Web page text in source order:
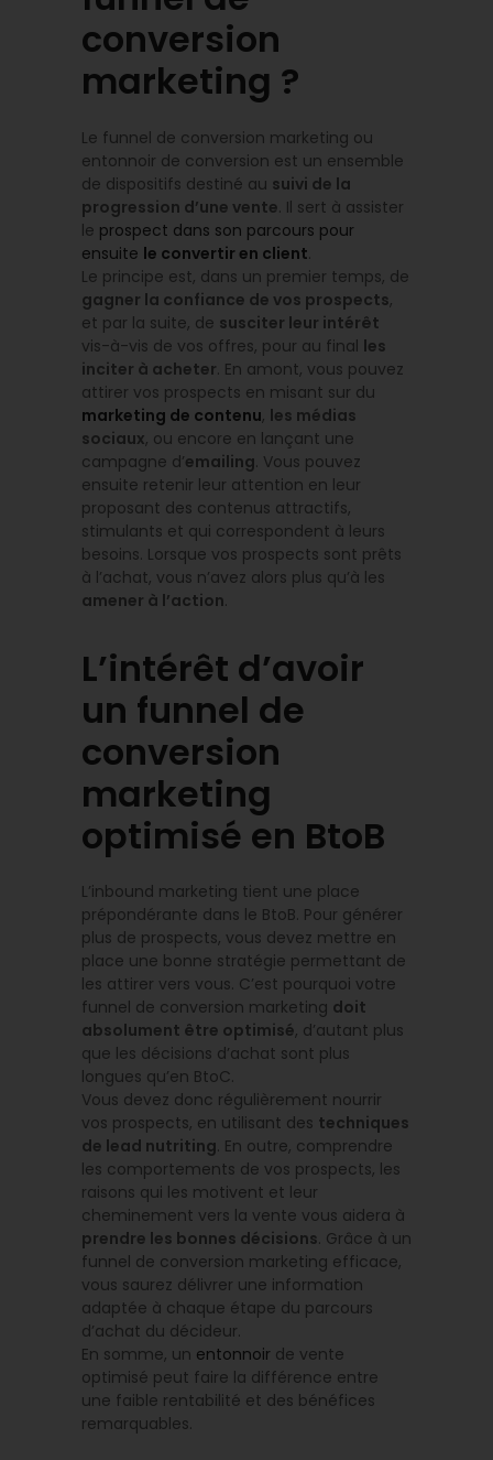
conversion
marketing ?
Le funnel de conversion marketing ou
entonnoir de conversion est un ensemble
de dispositifs destiné au suivi de la
progression d’une vente. Il sert à assister
le prospect dans son parcours pour
ensuite le convertir en client.
Le principe est, dans un premier temps, de
gagner la confiance de vos prospects,
et par la suite, de susciter leur intérêt
vis-à-vis de vos offres, pour au final les
inciter à acheter. En amont, vous pouvez
attirer vos prospects en misant sur du
marketing de contenu, les médias
sociaux, ou encore en lançant une
campagne d’emailing. Vous pouvez
ensuite retenir leur attention en leur
proposant des contenus attractifs,
stimulants et qui correspondent à leurs
besoins. Lorsque vos prospects sont prêts
à l’achat, vous n’avez alors plus qu’à les
amener à l’action.
L’intérêt d’avoir
un funnel de
conversion
marketing
optimisé en BtoB
L’inbound marketing tient une place
prépondérante dans le BtoB. Pour générer
plus de prospects, vous devez mettre en
place une bonne stratégie permettant de
les attirer vers vous. C’est pourquoi votre
funnel de conversion marketing doit
absolument être optimisé, d’autant plus
que les décisions d’achat sont plus
longues qu’en BtoC.
Vous devez donc régulièrement nourrir
vos prospects, en utilisant des techniques
de lead nutriting. En outre, comprendre
les comportements de vos prospects, les
raisons qui les motivent et leur
cheminement vers la vente vous aidera à
prendre les bonnes décisions. Grâce à un
funnel de conversion marketing efficace,
vous saurez délivrer une information
adaptée à chaque étape du parcours
d’achat du décideur.
En somme, un entonnoir de vente
optimisé peut faire la différence entre
une faible rentabilité et des bénéfices
remarquables.